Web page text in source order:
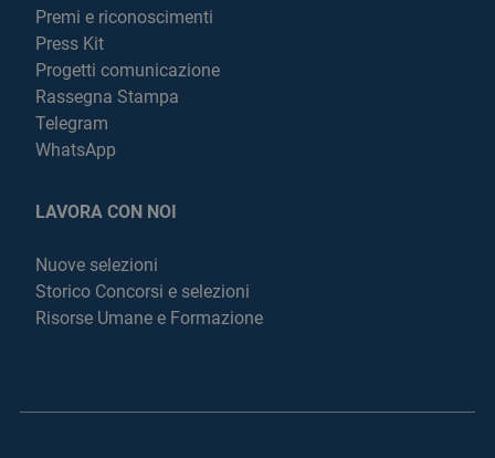
Premi e riconoscimenti
Press Kit
Progetti comunicazione
Rassegna Stampa
Telegram
WhatsApp
LAVORA CON NOI
Nuove selezioni
Storico Concorsi e selezioni
Risorse Umane e Formazione